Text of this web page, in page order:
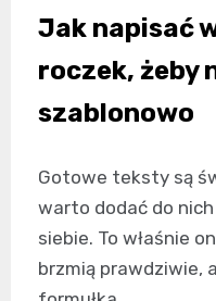
Jak napisać
roczek, żeby
szablonowo
Gotowe teksty są
warto dodać do nich
siebie. To właśnie
brzmią prawdziwie,